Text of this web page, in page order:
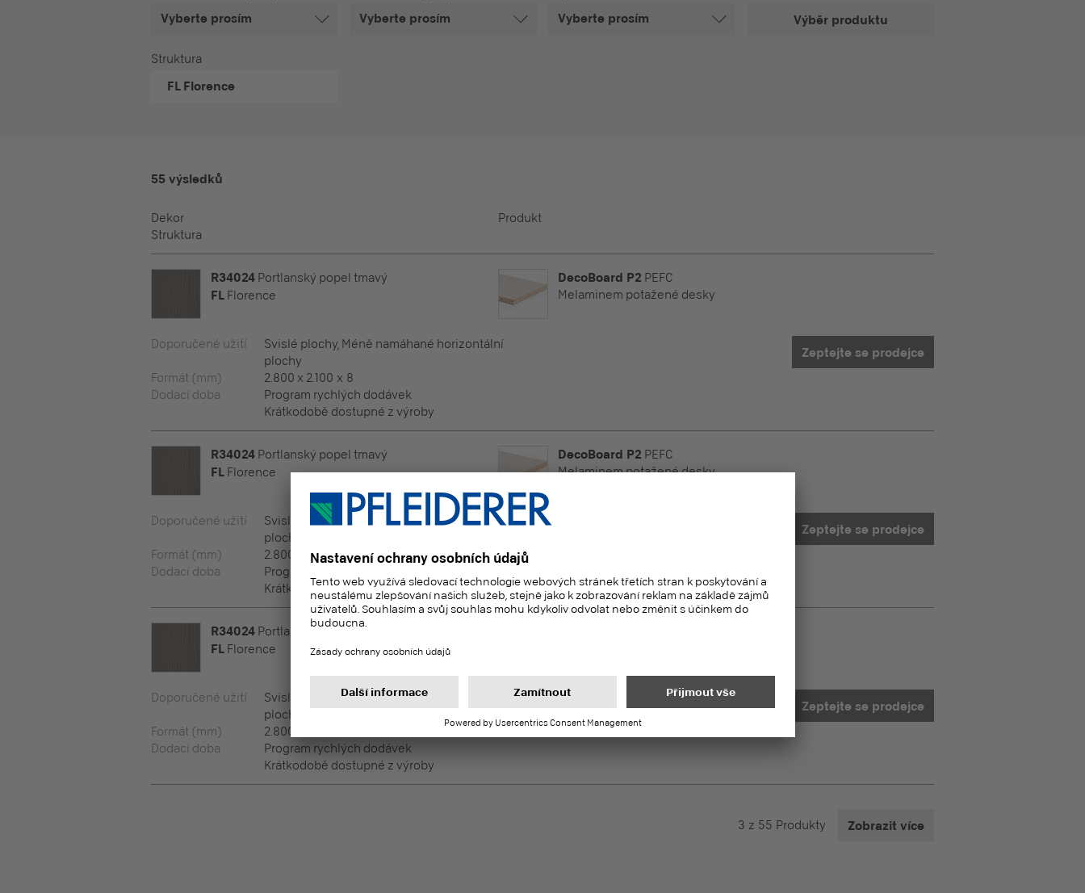
Vyberte prosím Vyberte prosím Vyberte prosím Výběr produktu
Struktura
FLFlorence
55 výsledků
Dekor
Struktura
Produkt
R34024 Portlanský popel tmavý
FL Florence
DecoBoard P2 PEFC
Melaminem potažené desky
Doporučené užití
Svislé plochy, Méně namáhané horizontální
plochy
Formát (mm)
2.800 x 2.100 x 8
Dodací doba
Program rychlých dodávek
Krátkodobě dostupné z výroby
Zeptejte se prodejce
R34024 Portlanský popel tmavý
FL Florence
DecoBoard P2 PEFC
Melaminem potažené desky
Doporučené užití
Svislé plochy, Méně namáhané horizontální
plochy
Formát (mm)
2.800 x 2.100 x 10
Dodací doba
Program rychlých dodávek
Krátkodobě dostupné z výroby
Zeptejte se prodejce
R34024 Portlanský popel tmavý
FL Florence
Doporučené užití
Svislé plochy, Méně namáhané horizontální
plochy
Formát (mm)
2.800 x 2.100 x 12
Dodací doba
Program rychlých dodávek
Krátkodobě dostupné z výroby
Zeptejte se prodejce
3 z 55 Produkty Zobrazit více